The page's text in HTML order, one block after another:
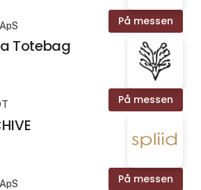
På messen
Totebag
På messen
På messen